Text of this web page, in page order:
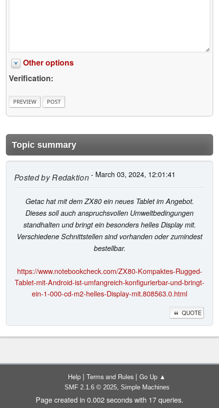
Other options
Verification:
Topic summary
Posted byRedaktion- March 03, 2024, 12:01:41
Getac hat mit dem ZX80 ein neues Tablet im Angebot.
Dieses soll auch anspruchsvollen Umweltbedingungen
standhalten und bringt ein besonders helles Display mit.
Verschiedene Schnittstellen sind vorhanden oder zumindest
bestellbar.
https://www.notebookcheck.com/ZX80-Kompaktes-Rugged-
Tablet-mit-Android-ist-umfangreich-konfigurierbar-und-bringt-
ein-1-000-cd-m2-helles-Display-mit.808563.0.html
QUOTE
Help | Terms and Rules | Go Up ▲
SMF 2.1.6 © 2025, Simple Machines
Page created in 0.002 seconds with 17 queries.